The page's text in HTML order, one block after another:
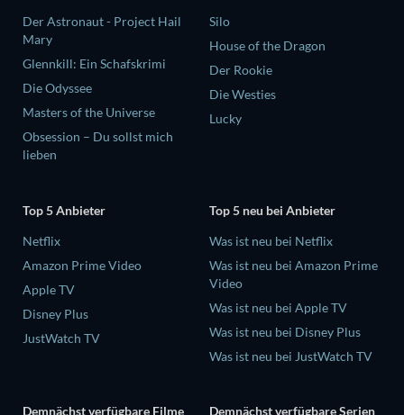
Der Astronaut - Project Hail
Mary
Glennkill: Ein Schafskrimi
Die Odyssee
Masters of the Universe
Obsession – Du sollst mich
lieben
Silo
House of the Dragon
Der Rookie
Die Westies
Lucky
Top 5 Anbieter
Netflix
Amazon Prime Video
Apple TV
Disney Plus
JustWatch TV
Top 5 neu bei Anbieter
Was ist neu bei Netflix
Was ist neu bei Amazon Prime
Video
Was ist neu bei Apple TV
Was ist neu bei Disney Plus
Was ist neu bei JustWatch TV
Demnächst verfügbare Filme Demnächst verfügbare Serien